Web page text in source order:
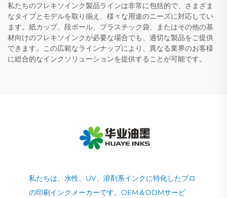
私たちのフレキソインク製品ラインは非常に包括的で、さまざま
なタイプとモデルを取り揃え、様々な用途のニーズに対応してい
ます。紙カップ、段ボール、プラスチック袋、またはその他の基
材向けのフレキソインクが必要な場合でも、適切な製品をご提供
できます。この広範なラインナップにより、異なる業界のお客様
に総合的なインクソリューションを提供することが可能です。
私たちは、水性、UV、溶剤系インクに特化したプロ
の印刷インクメーカーです。OEM＆ODMサービ